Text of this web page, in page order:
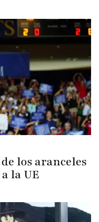
los aranceles
la UE